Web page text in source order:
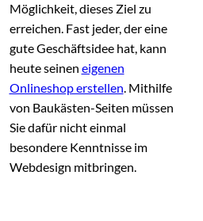
Möglichkeit, dieses Ziel zu
erreichen. Fast jeder, der eine
gute Geschäftsidee hat, kann
heute seinen eigenen
Onlineshop erstellen. Mithilfe
von Baukästen-Seiten müssen
Sie dafür nicht einmal
besondere Kenntnisse im
Webdesign mitbringen.